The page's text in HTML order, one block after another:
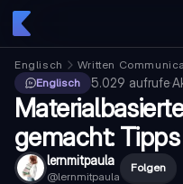
Englisch Written
Englisch
5.029 aufrufe·
gemacht:
lernmitpaula
@lernmitpaula
Folgen